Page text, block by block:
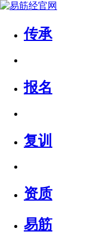
传承
报名
复训
资质
易筋